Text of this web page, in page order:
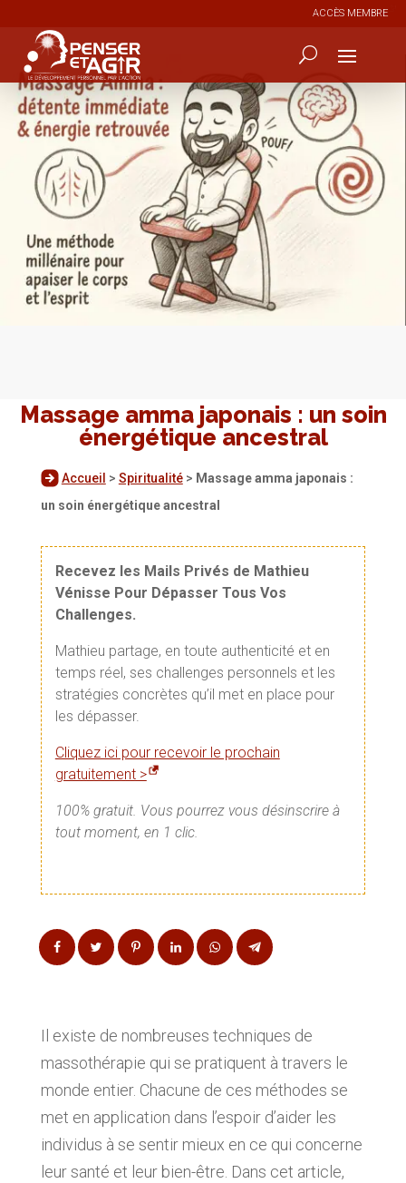
ACCÈS MEMBRE
Massage amma japonais : un soin
énergétique ancestral
Accueil > Spiritualité> Massage amma japonais :
un soin énergétique ancestral
Recevez les Mails Privés de Mathieu
Vénisse Pour Dépasser Tous Vos
Challenges.
Mathieu partage, en toute authenticité et en
temps réel, ses challenges personnels et les
stratégies concrètes qu’il met en place pour
les dépasser.
Cliquez ici pour recevoir le prochain
gratuitement >
100% gratuit. Vous pourrez vous désinscrire à
tout moment, en 1 clic.
Il existe de nombreuses techniques de
massothérapie qui se pratiquent à travers le
monde entier. Chacune de ces méthodes se
met en application dans l’espoir d’aider les
individus à se sentir mieux en ce qui concerne
leur santé et leur bien-être. Dans cet article,